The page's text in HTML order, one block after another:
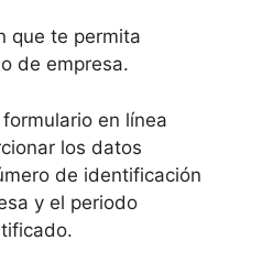
que te permita
de empresa.
en línea
los datos
de identificación
y el periodo